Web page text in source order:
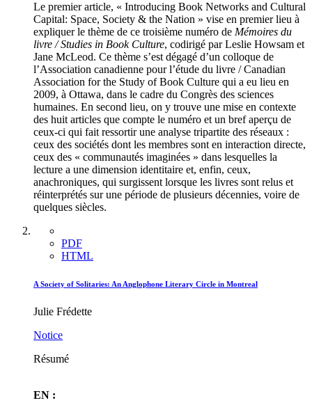
Le premier article, « Introducing Book Networks and Cultural
Capital: Space, Society & the Nation » vise en premier lieu à
expliquer le thème de ce troisième numéro de Mémoires du
livre / Studies in Book Culture, codirigé par Leslie Howsam et
Jane McLeod. Ce thème s’est dégagé d’un colloque de
l’Association canadienne pour l’étude du livre / Canadian
Association for the Study of Book Culture qui a eu lieu en
2009, à Ottawa, dans le cadre du Congrès des sciences
humaines. En second lieu, on y trouve une mise en contexte
des huit articles que compte le numéro et un bref aperçu de
ceux-ci qui fait ressortir une analyse tripartite des réseaux :
ceux des sociétés dont les membres sont en interaction directe,
ceux des « communautés imaginées » dans lesquelles la
lecture a une dimension identitaire et, enfin, ceux,
anachroniques, qui surgissent lorsque les livres sont relus et
réinterprétés sur une période de plusieurs décennies, voire de
quelques siècles.
PDF
HTML
A Society of Solitaries: An Anglophone Literary Circle in Montreal
Julie Frédette
Notice
Résumé
EN :